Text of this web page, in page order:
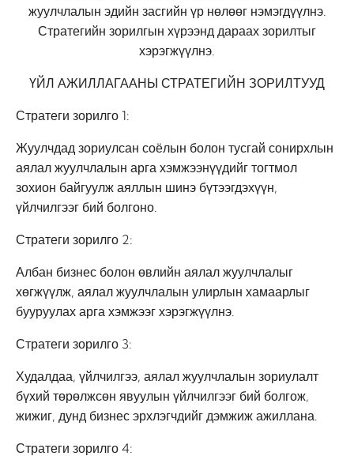
жуулчлалын эдийн засгийн үр нөлөөг нэмэгдүүлнэ.
Стратегийн зорилгын хүрээнд дараах зорилтыг
хэрэгжүүлнэ.
ҮЙЛ АЖИЛЛАГААНЫ СТРАТЕГИЙН ЗОРИЛТУУД
Стратеги зорилго 1:
Жуулчдад зориулсан соёлын болон тусгай сонирхлын
аялал жуулчлалын арга хэмжээнүүдийг тогтмол
зохион байгуулж аяллын шинэ бүтээгдэхүүн,
үйлчилгээг бий болгоно.
Стратеги зорилго 2:
Албан бизнес болон өвлийн аялал жуулчлалыг
хөгжүүлж, аялал жуулчлалын улирлын хамаарлыг
бууруулах арга хэмжээг хэрэгжүүлнэ.
Стратеги зорилго 3:
Худалдаа, үйлчилгээ, аялал жуулчлалын зориулалт
бүхий төрөлжсөн явуулын үйлчилгээг бий болгож,
жижиг, дунд бизнес эрхлэгчдийг дэмжиж ажиллана.
Стратеги зорилго 4: